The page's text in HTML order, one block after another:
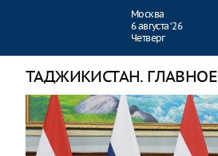
Москва
6 августа ‘26
Четверг
ТАДЖИКИСТАН. ГЛАВНОЕ